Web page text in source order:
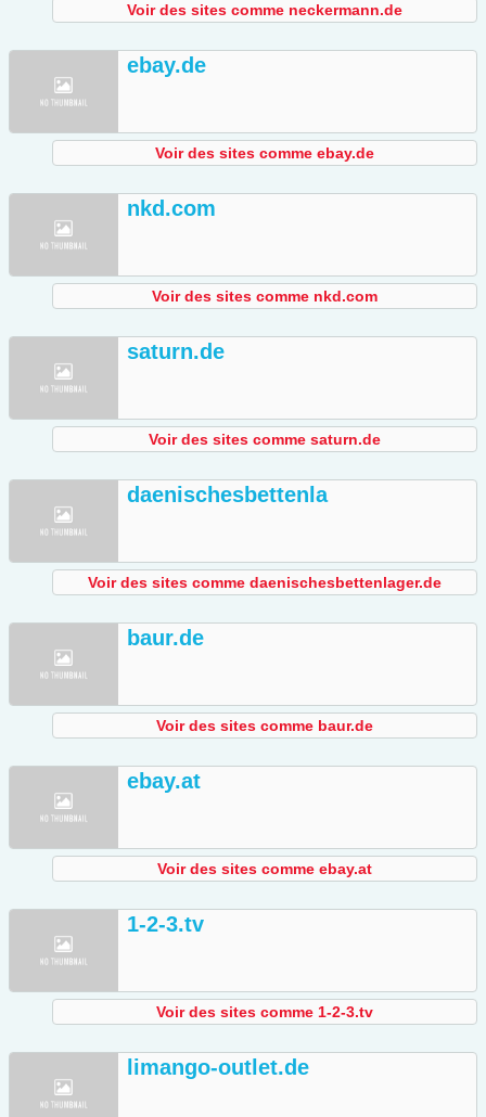
Voir des sites comme neckermann.de
ebay.de
Voir des sites comme ebay.de
nkd.com
Voir des sites comme nkd.com
saturn.de
Voir des sites comme saturn.de
daenischesbettenla
Voir des sites comme daenischesbettenlager.de
baur.de
Voir des sites comme baur.de
ebay.at
Voir des sites comme ebay.at
1-2-3.tv
Voir des sites comme 1-2-3.tv
limango-outlet.de